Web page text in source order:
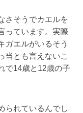
さそうでカエルを
っています。実際
ガエルがいるそう
当とも言えないこ
で14歳と12歳の子
られているんでし